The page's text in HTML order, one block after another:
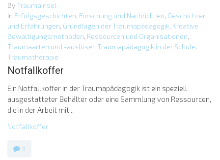
By Traumainsel
In Erfolgsgeschichten, Forschung und Nachrichten, Geschichten
und Erfahrungen, Grundlagen der Traumapädagogik, Kreative
Bewältigungsmethoden, Ressourcen und Organisationen,
Traumaarten und -auslöser, Traumapädagogik in der Schule,
Traumatherapie
Notfallkoffer
Ein Notfallkoffer in der Traumapädagogik ist ein speziell
ausgestatteter Behälter oder eine Sammlung von Ressourcen,
die in der Arbeit mit...
Notfallkoffer
0